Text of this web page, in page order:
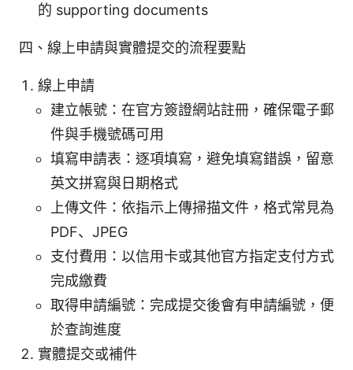
的 supporting documents
四、線上申請與實體提交的流程要點
線上申請
建立帳號：在官方簽證網站註冊，確保電子郵
件與手機號碼可用
填寫申請表：逐項填寫，避免填寫錯誤，留意
英文拼寫與日期格式
上傳文件：依指示上傳掃描文件，格式常見為
PDF、JPEG
支付費用：以信用卡或其他官方指定支付方式
完成繳費
取得申請編號：完成提交後會有申請編號，便
於查詢進度
實體提交或補件